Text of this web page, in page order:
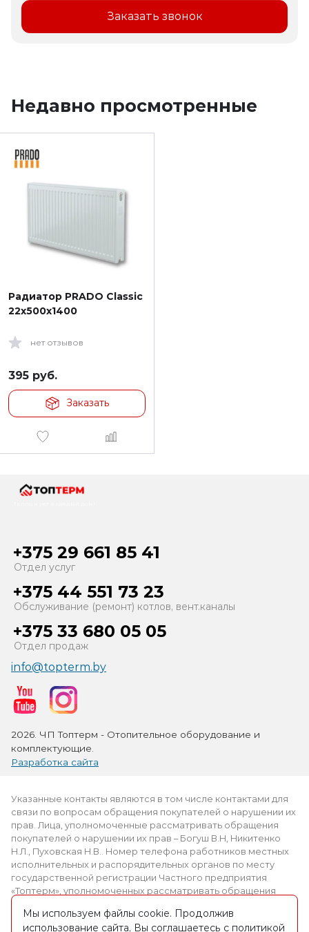
Заказать звонок
Недавно просмотренные
Радиатор PRADO Classic
22х500х1400
нет отзывов
395 руб.
Заказать
+375 29 661 85 41
Отдел услуг
+375 44 551 73 23
Обслуживание (ремонт) котлов, вент.каналы
+375 33 680 05 05
Отдел продаж
info@topterm.by
2026. ЧП Топтерм - Отопительное оборудование и
комплектующие.
Разработка сайта
Указанные контакты являются в том числе контактами для
связи по вопросам обращения покупателей о нарушении их
прав. Лица, уполномоченные рассматривать обращения
покупателей о нарушении их прав – Богуш В.Н, Никитенко
Н.Л., Пуховская Н.В.. Номер телефона работников местных
исполнительных и распорядительных органов по месту
государственной регистрации Частного предприятия
«Топтерм», уполномоченных рассматривать обращения
покупателей: +375 (2339) 3-69-61.
Мы используем файлы cookie. Продолжив
использование сайта, Вы соглашаетесь с политикой